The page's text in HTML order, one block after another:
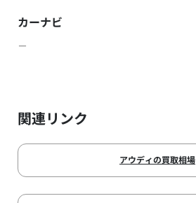
カーナビ
－
関連リンク
アウディの買取相場